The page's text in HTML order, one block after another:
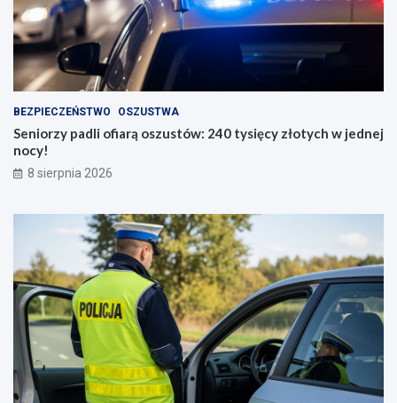
BEZPIECZEŃSTWO OSZUSTWA
Seniorzy padli ofiarą oszustów: 240 tysięcy złotych w jednej
nocy!
8 sierpnia 2026